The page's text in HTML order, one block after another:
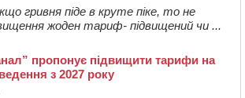
гривня піде в круте піке, то не
жоден тариф- підвищений чи ...
пропонує підвищити тарифи на
з 2027 року